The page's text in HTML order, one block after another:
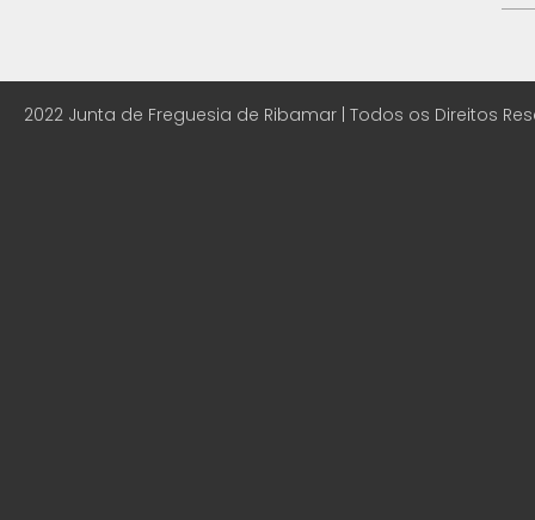
2022 Junta de Freguesia de Ribamar | Todos os Direitos